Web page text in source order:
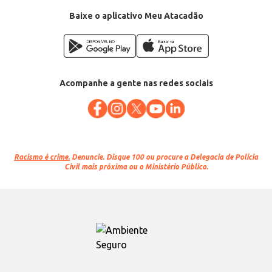
Baixe o aplicativo Meu Atacadão
Acompanhe a gente nas redes sociais
Racismo é crime. Denuncie. Disque 100 ou procure a Delegacia de Polícia
Civil mais próxima ou o Ministério Público.